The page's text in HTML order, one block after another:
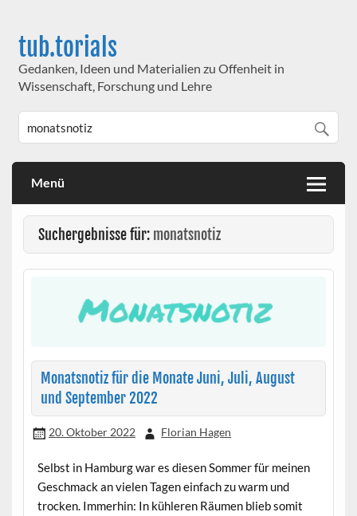
tub.torials
Gedanken, Ideen und Materialien zu Offenheit in
Wissenschaft, Forschung und Lehre
Menü
Suchergebnisse für: monatsnotiz
Monatsnotiz für die Monate Juni, Juli, August
und September 2022
20. Oktober 2022 Florian Hagen
Selbst in Hamburg war es diesen Sommer für meinen
Geschmack an vielen Tagen einfach zu warm und
trocken. Immerhin: In kühleren Räumen blieb somit